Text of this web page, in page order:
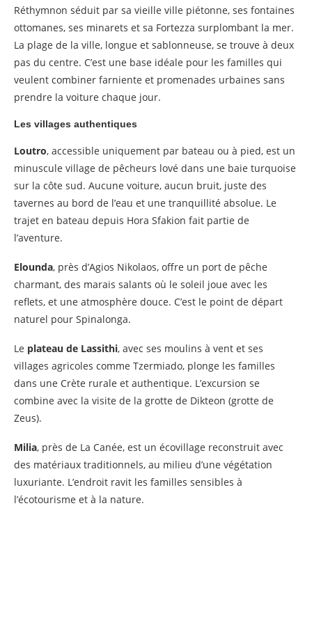
Réthymnon séduit par sa vieille ville piétonne, ses fontaines
ottomanes, ses minarets et sa Fortezza surplombant la mer.
La plage de la ville, longue et sablonneuse, se trouve à deux
pas du centre. C’est une base idéale pour les familles qui
veulent combiner farniente et promenades urbaines sans
prendre la voiture chaque jour.
Les villages authentiques
Loutro, accessible uniquement par bateau ou à pied, est un
minuscule village de pêcheurs lové dans une baie turquoise
sur la côte sud. Aucune voiture, aucun bruit, juste des
tavernes au bord de l’eau et une tranquillité absolue. Le
trajet en bateau depuis Hora Sfakion fait partie de
l’aventure.
Elounda, près d’Agios Nikolaos, offre un port de pêche
charmant, des marais salants où le soleil joue avec les
reflets, et une atmosphère douce. C’est le point de départ
naturel pour Spinalonga.
Le plateau de Lassithi, avec ses moulins à vent et ses
villages agricoles comme Tzermiado, plonge les familles
dans une Crète rurale et authentique. L’excursion se
combine avec la visite de la grotte de Dikteon (grotte de
Zeus).
Milia, près de La Canée, est un écovillage reconstruit avec
des matériaux traditionnels, au milieu d’une végétation
luxuriante. L’endroit ravit les familles sensibles à
l’écotourisme et à la nature.